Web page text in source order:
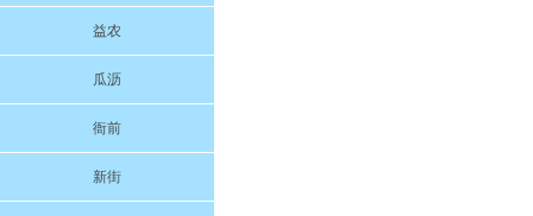
益农
瓜沥
衙前
新街